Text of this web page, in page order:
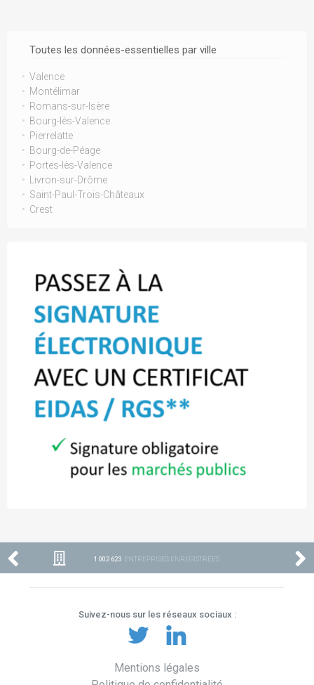
Toutes les données-essentielles par ville
Valence
Montélimar
Romans-sur-Isère
Bourg-lès-Valence
Pierrelatte
Bourg-de-Péage
Portes-lès-Valence
Livron-sur-Drôme
Saint-Paul-Trois-Châteaux
Crest
1 002 623 ENTREPRISES ENREGISTRÉES
Suivez-nous sur les réseaux sociaux :
Mentions légales